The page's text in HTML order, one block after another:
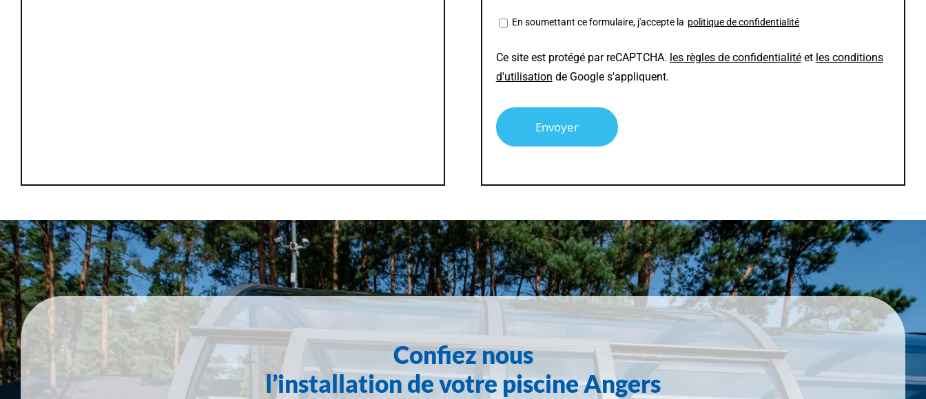
En soumettant ce formulaire, j'accepte la politique de confidentialité
Ce site est protégé par reCAPTCHA. les règles de confidentialitéet les conditions
d'utilisation de Google s'appliquent.
Confiez nous
l’installation de votre piscine Angers